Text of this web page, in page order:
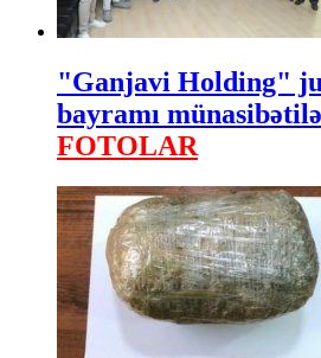
"Ganjavi Holding"
bayramı
FOTOLAR